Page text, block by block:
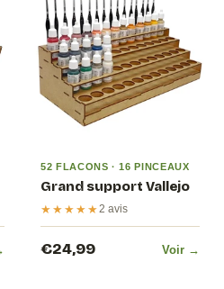
52 FLACONS · 16 PINCEAUX
Grand support Vallejo
★★★★★2 avis
€24,99 Voir →